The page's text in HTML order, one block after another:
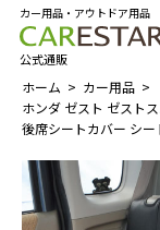
カー用品・アウトドア用品
公式通販
ホーム
カー用品
ホンダ ゼスト ゼスト
後席シートカバー シ